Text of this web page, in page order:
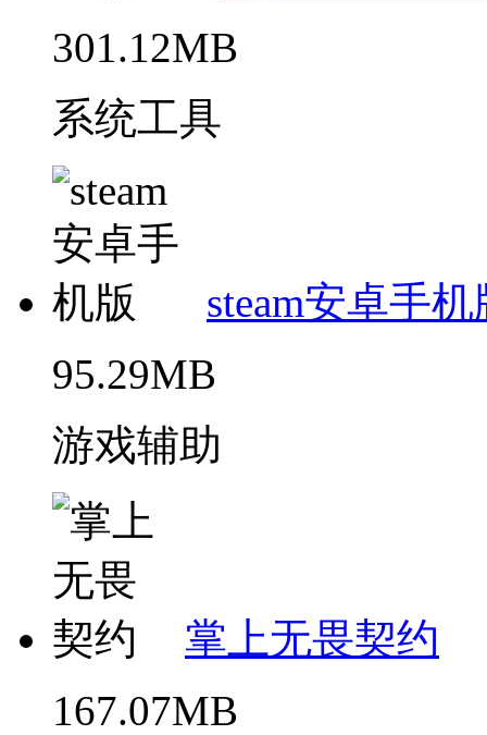
301.12MB
系统工具
steam安卓手机
95.29MB
游戏辅助
掌上无畏契约
167.07MB